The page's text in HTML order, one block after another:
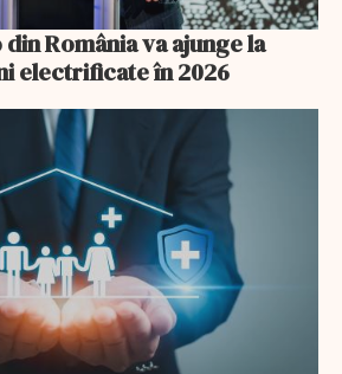
România va ajunge la
electrificate în 2026